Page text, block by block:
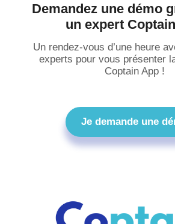
Demandez une démo
un expert
Un rendez-vous d’une heure
experts pour vous présenter
Coptain App !
Je demande une